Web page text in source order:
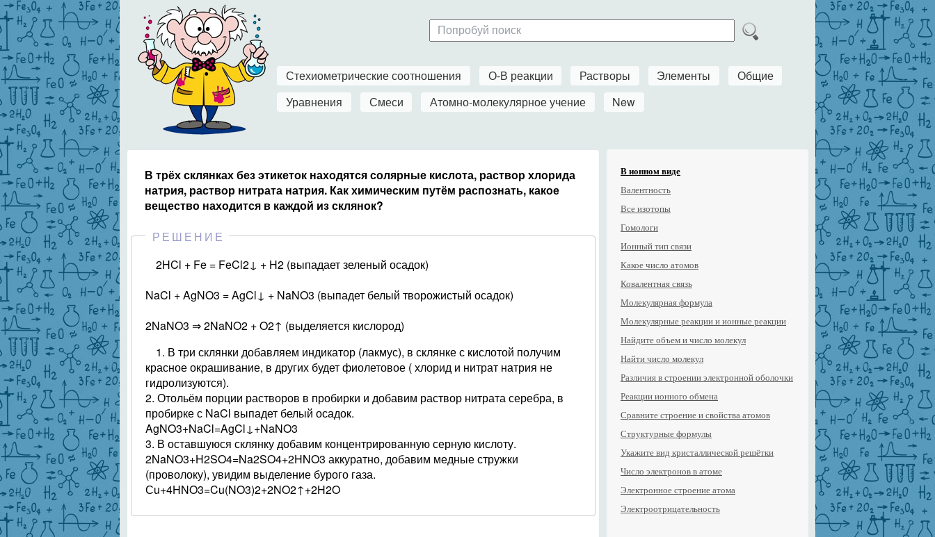
Стехиометрические соотношения О-В реакции Растворы Элементы
Общие
Уравнения
Смеси Атомно-молекулярное учение New
В трёх склянках без этикеток находятся солярные кислота, раствор хлорида
натрия, раствор нитрата натрия. Как химическим путём распознать, какое
вещество находится в каждой из склянок?
РЕШЕНИЕ
2HCl + Fe = FeCl2↓ + H2 (выпадает зеленый осадок)
NaCl + AgNO3 = AgCl↓ + NaNO3 (выпадет белый творожистый осадок)
2NaNO3 ⇒ 2NaNO2 + O2↑ (выделяется кислород)
1. В три склянки добавляем индикатор (лакмус), в склянке с кислотой получим
красное окрашивание, в других будет фиолетовое ( хлорид и нитрат натрия не
гидролизуются).
2. Отольём порции растворов в пробирки и добавим раствор нитрата серебра, в
пробирке с NaCl выпадет белый осадок.
AgNO3+NaCl=AgCl↓+NaNO3
3. В оставшуюся склянку добавим концентрированную серную кислоту.
2NaNO3+H2SO4=Na2SO4+2HNO3 аккуратно, добавим медные стружки
(проволоку), увидим выделение бурого газа.
Сu+4HNO3=Cu(NO3)2+2NO2↑+2H2O
В ионном виде
Валентность
Все изотопы
Гомологи
Ионный тип связи
Какое число атомов
Ковалентная связь
Молекулярная формула
Молекулярные реакции и ионные реакции
Найдите объем и число молекул
Найти число молекул
Различия в строении электронной оболочки
Реакции ионного обмена
Сравните строение и свойства атомов
Структурные формулы
Укажите вид кристаллической решётки
Число электронов в атоме
Электронное строение атома
Электроотрицательность